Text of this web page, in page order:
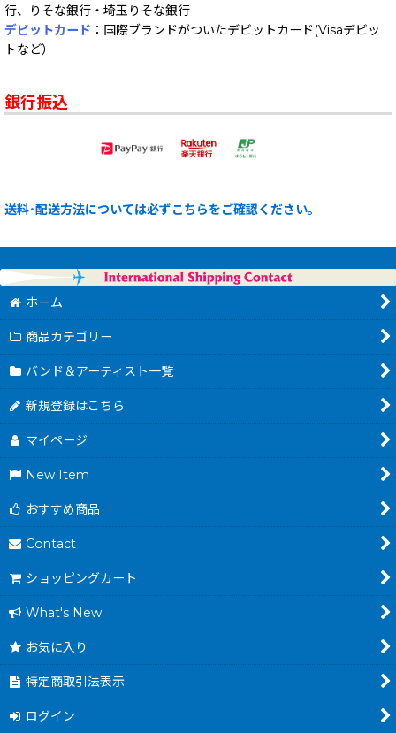
行、りそな銀行・埼玉りそな銀行
デビットカード ：国際ブランドがついたデビットカード(Visaデビッ
トなど）
銀行振込
送料･配送方法については必ずこちらをご確認ください。
ホーム
商品カテゴリー
バンド＆アーティスト一覧
新規登録はこちら
マイページ
New Item
おすすめ商品
Contact
ショッピングカート
What's New
お気に入り
特定商取引法表示
ログイン